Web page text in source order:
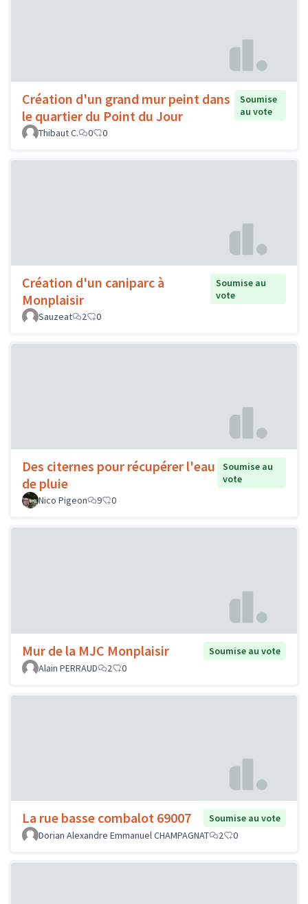
Création d'un grand mur peint dans
le quartier du Point du Jour
Soumise
au vote
Thibaut C.
0 0
Création d'un caniparc à
Monplaisir
Soumise au
vote
Sauzeat
2 0
Des citernes pour récupérer l'eau
de pluie
Soumise au
vote
Nico Pigeon
9 0
Mur de la MJC Monplaisir
Soumise au vote
Alain PERRAUD
2 0
La rue basse combalot 69007
Soumise au vote
Dorian Alexandre Emmanuel CHAMPAGNAT
2 0